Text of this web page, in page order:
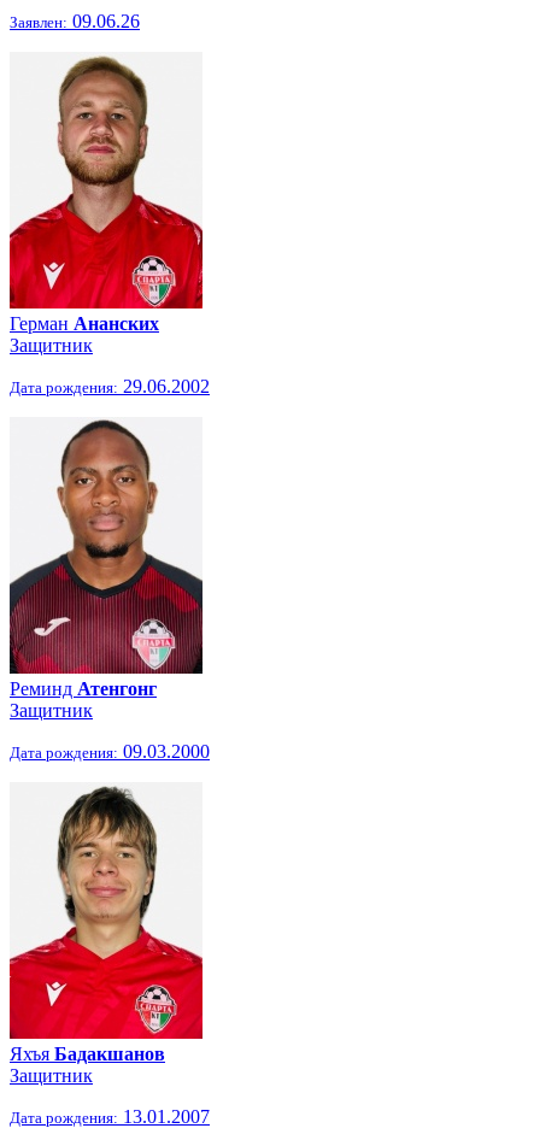
Заявлен: 09.06.26
Герман Ананских
Защитник
Дата рождения: 29.06.2002
Реминд Атенгонг
Защитник
Дата рождения: 09.03.2000
Яхъя Бадакшанов
Защитник
Дата рождения: 13.01.2007